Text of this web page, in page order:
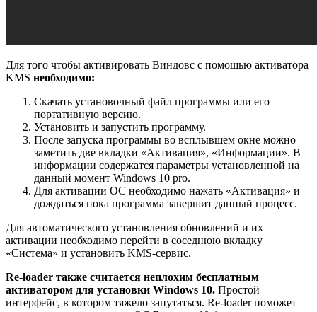
Для того чтобы активировать Виндовс с помощью активатора
KMS необходимо:
Скачать установочный файл программы или его
портативную версию.
Установить и запустить программу.
После запуска программы во всплывшем окне можно
заметить две вкладки «Активация», «Информации». В
информации содержатся параметры установленной на
данный момент Windows 10 pro.
Для активации ОС необходимо нажать «Активация» и
дождаться пока программа завершит данный процесс.
Для автоматического установления обновлений и их
активации необходимо перейти в соседнюю вкладку
«Система» и установить KMS-сервис.
Re-loader также считается неплохим бесплатным
активатором для установки Windows 10. Простой
интерфейс, в котором тяжело запутаться. Re-loader поможет